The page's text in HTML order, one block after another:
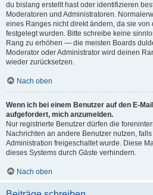
du bislang erstellt hast oder identifizieren
Moderatoren und Administratoren.
eines Ranges nicht direkt ändern, da sie von
festgelegt wurden. Bitte schreibe keine
Rang zu erhöhen — die meisten Boards
Moderator oder Administrator wird deinen
wieder zurücksetzen.
Nach oben
Wenn ich bei einem Benutzer auf den E-
aufgefordert, mich anzumelden.
Nur registrierte Benutzer dürfen die
Nachrichten an andere Benutzer nutzen,
Administration freigeschaltet wurde. Diese
dieses Systems durch Gäste verhindern.
Nach oben